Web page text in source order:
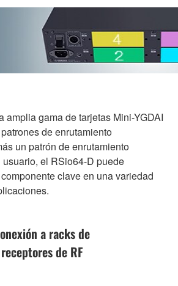
amplia gama de tarjetas Mini-YGDAI
de enrutamiento
un patrón de enrutamiento
el RSio64-D puede
clave en una variedad
a racks de
de RF